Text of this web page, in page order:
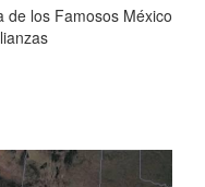
de los Famosos México